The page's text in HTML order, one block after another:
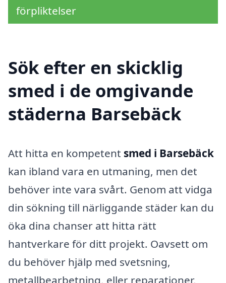
förpliktelser
Sök efter en skicklig
smed i de omgivande
städerna Barsebäck
Att hitta en kompetent smed i Barsebäck
kan ibland vara en utmaning, men det
behöver inte vara svårt. Genom att vidga
din sökning till närliggande städer kan du
öka dina chanser att hitta rätt
hantverkare för ditt projekt. Oavsett om
du behöver hjälp med svetsning,
metallbearbetning, eller reparationer,